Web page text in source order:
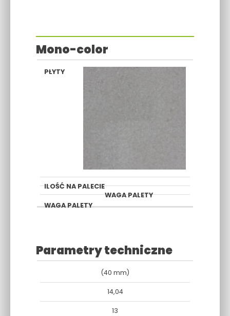
Mono-color
SZARY
Parametry techniczne
ILOŚĆ
NA
PALECIE
WARSTW
(40 mm)
14,04
13